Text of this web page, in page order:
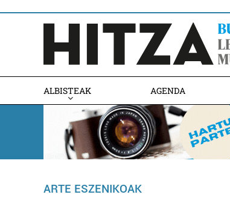
ALBISTEAK AGENDA
ARTE ESZENIKOAK